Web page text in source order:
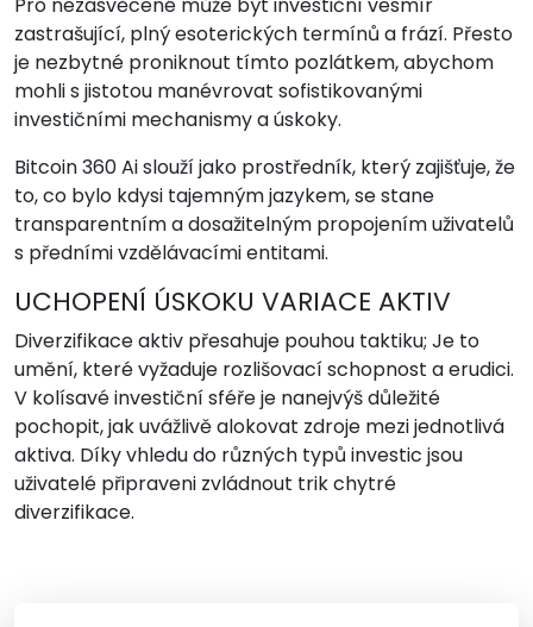
Pro nezasvěcené může být investiční vesmír
zastrašující, plný esoterických termínů a frází. Přesto
je nezbytné proniknout tímto pozlátkem, abychom
mohli s jistotou manévrovat sofistikovanými
investičními mechanismy a úskoky.
Bitcoin 360 Ai slouží jako prostředník, který zajišťuje, že
to, co bylo kdysi tajemným jazykem, se stane
transparentním a dosažitelným propojením uživatelů
s předními vzdělávacími entitami.
UCHOPENÍ ÚSKOKU VARIACE AKTIV
Diverzifikace aktiv přesahuje pouhou taktiku; Je to
umění, které vyžaduje rozlišovací schopnost a erudici.
V kolísavé investiční sféře je nanejvýš důležité
pochopit, jak uvážlivě alokovat zdroje mezi jednotlivá
aktiva. Díky vhledu do různých typů investic jsou
uživatelé připraveni zvládnout trik chytré
diverzifikace.